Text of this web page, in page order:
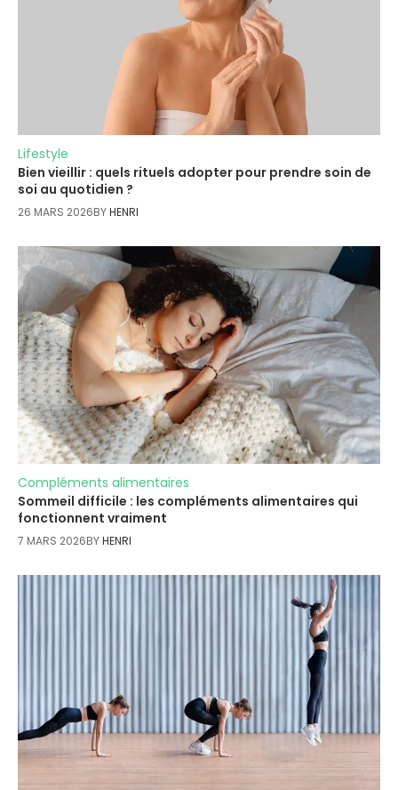
Lifestyle
Bien vieillir : quels rituels adopter pour prendre soin de
soi au quotidien ?
26 MARS 2026BYHENRI
Compléments alimentaires
Sommeil difficile : les compléments alimentaires qui
fonctionnent vraiment
7 MARS 2026BYHENRI